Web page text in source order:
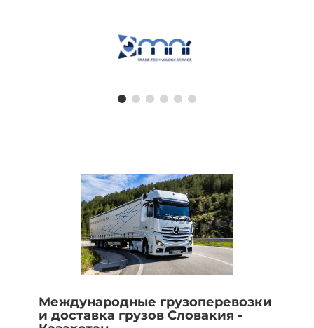
Международные грузоперевозки
и доставка грузов Словакия -